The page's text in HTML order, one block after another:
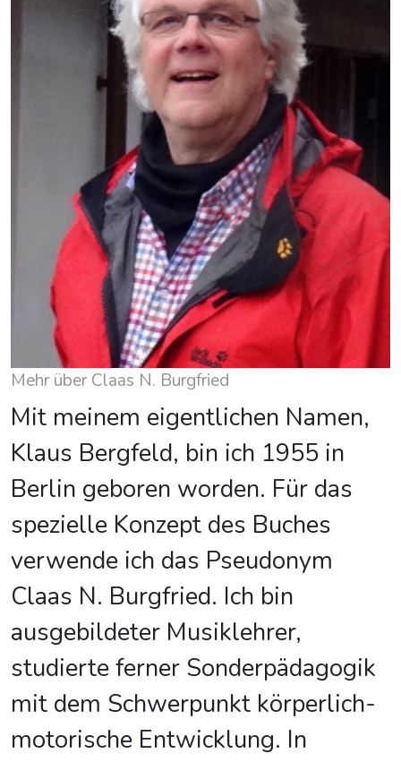
Mehr über Claas N. Burgfried
Mit meinem eigentlichen Namen,
Klaus Bergfeld, bin ich 1955 in
Berlin geboren worden. Für das
spezielle Konzept des Buches
verwende ich das Pseudonym
Claas N. Burgfried. Ich bin
ausgebildeter Musiklehrer,
studierte ferner Sonderpädagogik
mit dem Schwerpunkt körperlich-
motorische Entwicklung. In